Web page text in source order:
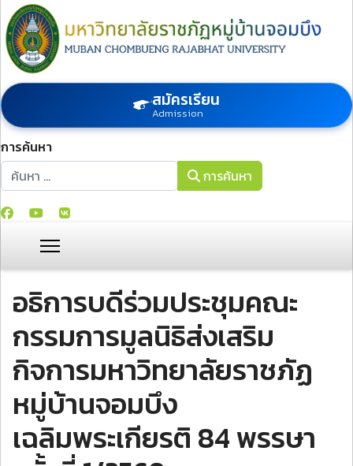
สมัครเรียน
Admission
การค้นหา
การค้นหา
การค้นหา
อธิการบดีร่วมประชุมคณะ
กรรมการมูลนิธิส่งเสริม
กิจการมหาวิทยาลัยราชภัฏ
หมู่บ้านจอมบึง
เฉลิมพระเกียรติ 84 พรรษา